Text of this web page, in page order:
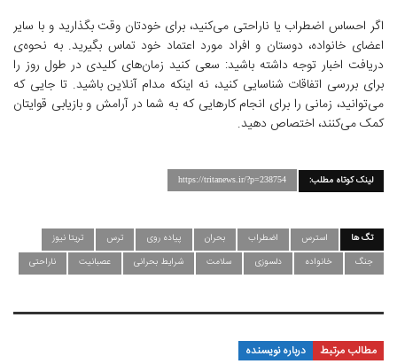
اگر احساس اضطراب یا ناراحتی می‌کنید، برای خودتان وقت بگذارید و با سایر
اعضای خانواده، دوستان و افراد مورد اعتماد خود تماس بگیرید. به نحوه‌ی
دریافت اخبار توجه داشته باشید: سعی کنید زمان‌های کلیدی در طول روز را
برای بررسی اتفاقات شناسایی کنید، نه اینکه مدام آنلاین باشید. تا جایی که
می‌توانید، زمانی را برای انجام کارهایی که به شما در آرامش و بازیابی قوایتان
کمک می‌کنند، اختصاص دهید.
لینک کوتاه مطلب: https://tritanews.ir/?p=238754
تگ ها استرس اضطراب بحران پیاده روی ترس
تریتا نیوز
جنگ
خانواده دلسوزی سلامت شرایط بحرانی عصبانیت ناراحتی
مطالب مرتبط درباره نویسنده